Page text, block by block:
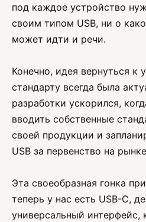
под каждое устройство
своим типом USB, ни о
может идти и речи.
Конечно, идея вернуться к
стандарту всегда была
разработки ускорился,
вводить собственные
своей продукции и
USB за первенство на
Эта своеобразная гонка
теперь у нас есть USB-C,
универсальный интерфейс,